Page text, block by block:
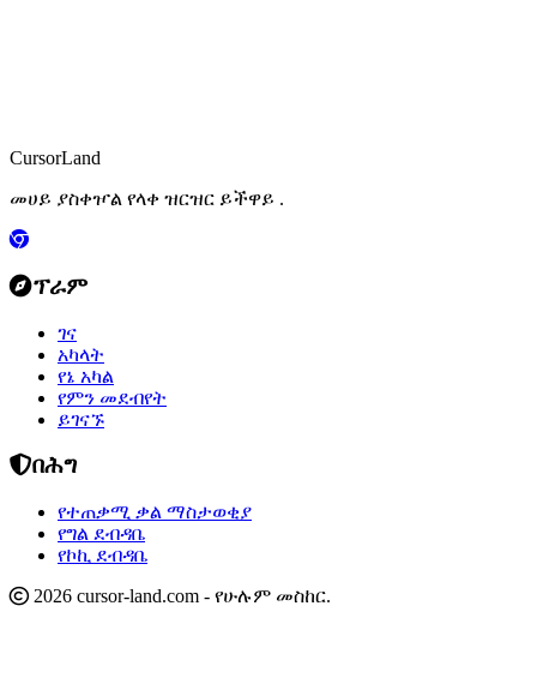
CursorLand
መሀይ ያስቀዦል የላቀ ዝርዝር ይችዋይ .
ፕራም
ገና
አካላት
የኔ አካል
የምን መደብየት
ይገናኙ
በሕግ
የተጠቃሚ ቃል ማስታወቂያ
የግል ደብዳቤ
የኮኪ ደብዳቤ
2026 cursor-land.com - የሁሉም መስከር.